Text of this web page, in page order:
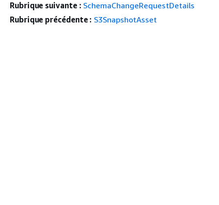
Rubrique suivante : SchemaChangeRequestDetails
Rubrique précédente : S3SnapshotAsset